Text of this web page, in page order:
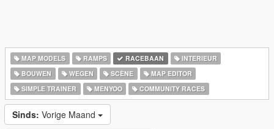
MAP MODELS RAMPS RACEBAAN
INTERIEUR
BOUWEN
WEGEN SCÈNE
MAP EDITOR
SIMPLE TRAINER
MENYOO COMMUNITY RACES
Sinds: Vorige Maand